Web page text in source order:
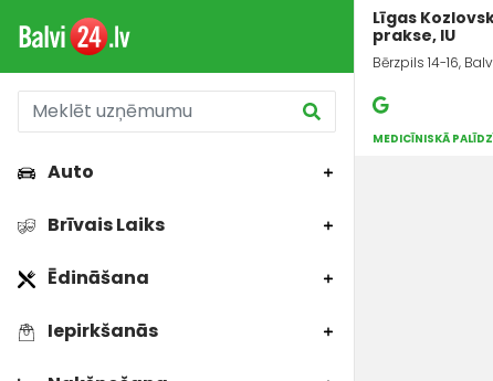
Auto
Brīvais Laiks
Ēdināšana
Iepirkšanās
Līgas
prakse, IU
Bērzpils 14-16,
MEDICĪNISKĀ